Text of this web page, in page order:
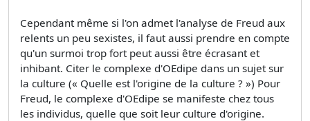
Cependant même si l'on admet l'analyse de Freud aux
relents un peu sexistes, il faut aussi prendre en compte
qu'un surmoi trop fort peut aussi être écrasant et
inhibant. Citer le complexe d'OEdipe dans un sujet sur
la culture (« Quelle est l'origine de la culture ? ») Pour
Freud, le complexe d'OEdipe se manifeste chez tous
les individus, quelle que soit leur culture d'origine.